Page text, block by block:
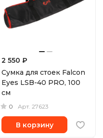
2 550 ₽
Сумка для стоек Falcon
Eyes LSB-40 PRO, 100
см
0 Арт. 27623
В корзину